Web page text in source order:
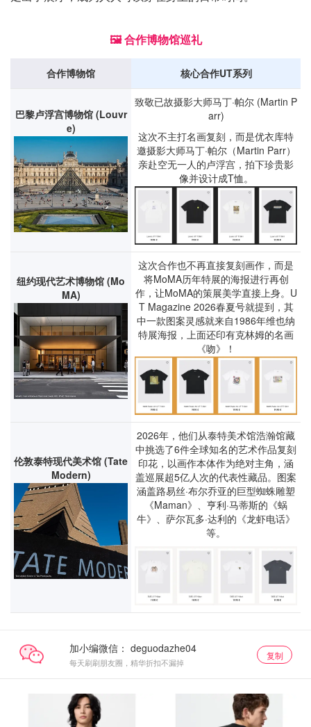
🖼️ 合作博物馆巡礼
合作博物馆 核心合作UT系列
巴黎卢浮宫博物馆 (Louvr
e)
致敬已故摄影大师马丁·帕尔 (Martin P
arr)
这次不主打名画复刻，而是优衣库特
邀摄影大师马丁·帕尔（Martin Parr）
亲赴空无一人的卢浮宫，拍下珍贵影
像并设计成T恤。
纽约现代艺术博物馆 (Mo
MA)
这次合作也不再直接复刻画作，而是
将MoMA历年特展的海报进行再创
作，让MoMA的策展美学直接上身。U
T Magazine 2026春夏号就提到，其
中一款图案灵感就来自1986年维也纳
特展海报，上面还印有克林姆的名画
《吻》！
伦敦泰特现代美术馆 (Tate
Modern)
2026年，他们从泰特美术馆浩瀚馆藏
中挑选了6件全球知名的艺术作品复刻
印花，以画作本体作为绝对主角，涵
盖巡展超5亿人次的代表性藏品。图案
涵盖路易丝·布尔乔亚的巨型蜘蛛雕塑
《Maman》、亨利·马蒂斯的《蜗
牛》、萨尔瓦多·达利的《龙虾电话》
等。
加小编微信：
每天刷刷朋友圈，精华折扣不漏掉
复制